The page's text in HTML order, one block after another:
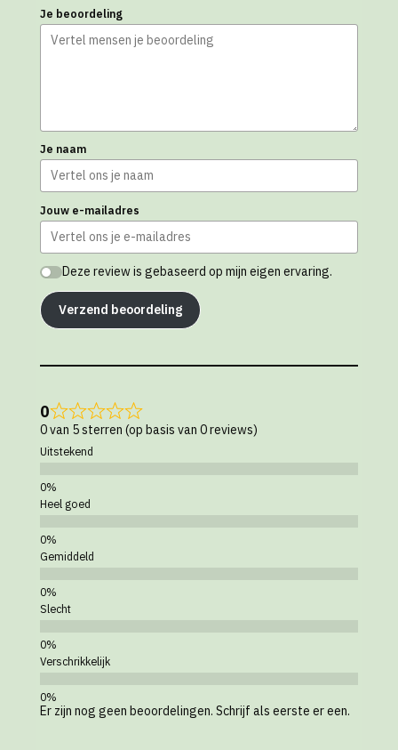
Je beoordeling
Je naam
Jouw e-mailadres
Deze review is gebaseerd op mijn eigen ervaring.
Verzend beoordeling
0
0 van 5 sterren (op basis van 0 reviews)
Uitstekend
Heel goed
Gemiddeld
Slecht
Verschrikkelijk
Er zijn nog geen beoordelingen. Schrijf als eerste er een.